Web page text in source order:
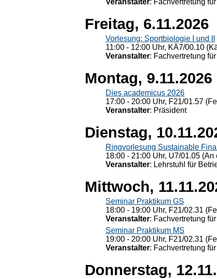
Veranstalter: Fachvertretung
Freitag, 6.11.2026
Vorlesung: Sportbiologie I und II
11:00 - 12:00 Uhr, KÄ7/00.10
Veranstalter: Fachvertretung
Montag, 9.11.2026
Dies academicus 2026
17:00 - 20:00 Uhr, F21/01.57
Veranstalter: Präsident
Dienstag,
Ringvorlesung Sustainable
18:00 - 21:00 Uhr, U7/01.05
Veranstalter: Lehrstuhl für
Mittwoch,
Seminar Praktikum GS
18:00 - 19:00 Uhr, F21/02.31
Veranstalter: Fachvertretung
Seminar Praktikum MS
19:00 - 20:00 Uhr, F21/02.31
Veranstalter: Fachvertretung
Donnerstag,